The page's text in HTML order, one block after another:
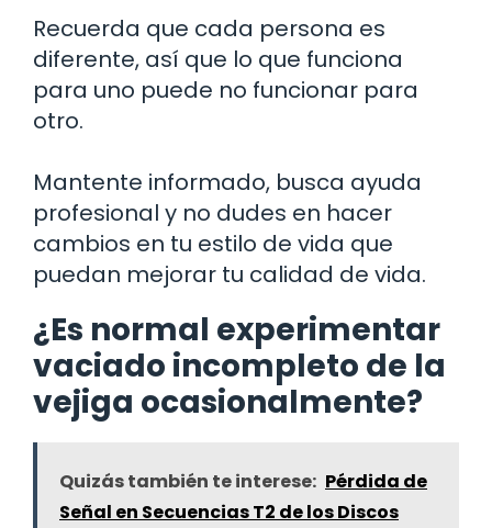
Recuerda que cada persona es
diferente, así que lo que funciona
para uno puede no funcionar para
otro.
Mantente informado, busca ayuda
profesional y no dudes en hacer
cambios en tu estilo de vida que
puedan mejorar tu calidad de vida.
¿Es normal experimentar
vaciado incompleto de la
vejiga ocasionalmente?
Quizás también te interese: Pérdida de
Señal en Secuencias T2 de los Discos